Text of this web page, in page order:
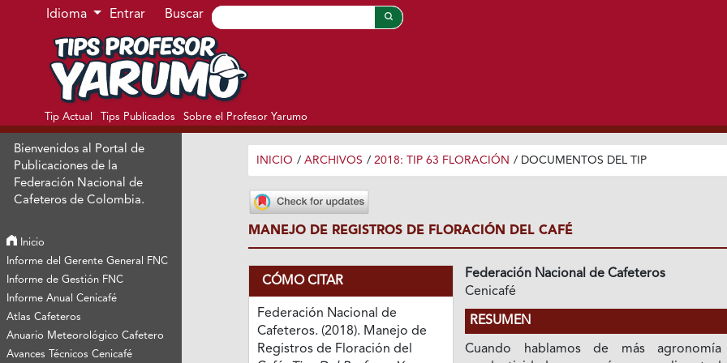
Ir al menú de navegación principal
Ir al contenido principal
Ir al pie de página del sitio
Idioma Entrar Buscar
Tip Actual Tips Publicados Sobre el Profesor Yarumo
Bienvenidos al Portal de
Publicaciones de la
Federación Nacional de
Cafeteros de Colombia.
Inicio
Informe del Gerente General FNC
Informe de Gestión FNC
Informe Anual Cenicafé
Atlas Cafeteros
Anuario Meteorológico Cafetero
Avances Técnicos Cenicafé
INICIO / ARCHIVOS / 2018: TIP 63 FLORACIÓN / DOCUMENTOS DEL TIP
MANEJO DE REGISTROS DE FLORACIÓN DEL CAFÉ
CÓMO CITAR
Federación Nacional de
Cafeteros. (2018). Manejo de
Registros de Floración del
Federación Nacional de Cafeteros
Cenicafé
RESUMEN
Cuando hablamos de más agronomía